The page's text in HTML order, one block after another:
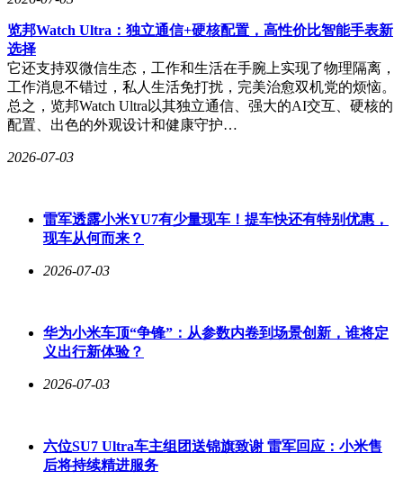
览邦Watch Ultra：独立通信+硬核配置，高性价比智能手表新
选择
它还支持双微信生态，工作和生活在手腕上实现了物理隔离，
工作消息不错过，私人生活免打扰，完美治愈双机党的烦恼。
总之，览邦Watch Ultra以其独立通信、强大的AI交互、硬核的
配置、出色的外观设计和健康守护…
2026-07-03
雷军透露小米YU7有少量现车！提车快还有特别优惠，
现车从何而来？
2026-07-03
华为小米车顶“争锋”：从参数内卷到场景创新，谁将定
义出行新体验？
2026-07-03
六位SU7 Ultra车主组团送锦旗致谢 雷军回应：小米售
后将持续精进服务